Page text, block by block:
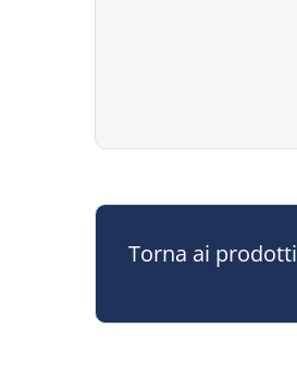
Torna ai prodotti